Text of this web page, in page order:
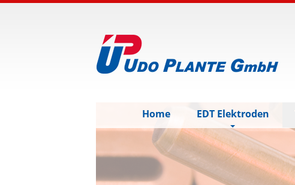
Home EDT Elektroden